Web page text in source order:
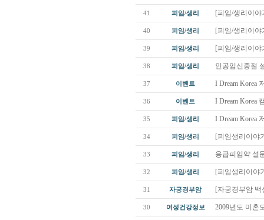
41 피임/생리 [피임/생리이
40 피임/생리 [피임/생리이
39 피임/생리 [피임/생리이
38 피임/생리 인공임신중절
37 이벤트 I Dream Korea
36 이벤트 I Dream Korea
35 피임/생리 I Dream Korea
34 피임/생리 [피임생리이야
33 피임/생리 응급피임약 설
32 피임/생리 [피임생리이야
31 자궁경부암 [자궁경부암
30 여성건강정보 2009년도 미혼